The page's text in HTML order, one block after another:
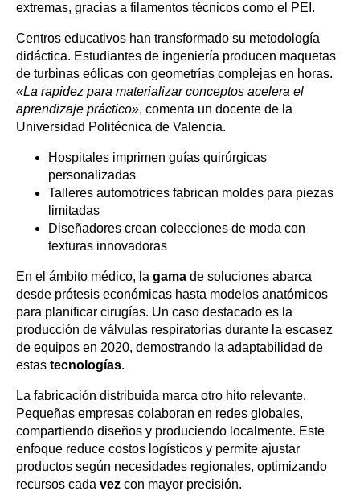
extremas, gracias a filamentos técnicos como el PEI.
Centros educativos han transformado su metodología
didáctica. Estudiantes de ingeniería producen maquetas
de turbinas eólicas con geometrías complejas en horas.
«La rapidez para materializar conceptos acelera el
aprendizaje práctico», comenta un docente de la
Universidad Politécnica de Valencia.
Hospitales imprimen guías quirúrgicas
personalizadas
Talleres automotrices fabrican moldes para piezas
limitadas
Diseñadores crean colecciones de moda con
texturas innovadoras
En el ámbito médico, la gama de soluciones abarca
desde prótesis económicas hasta modelos anatómicos
para planificar cirugías. Un caso destacado es la
producción de válvulas respiratorias durante la escasez
de equipos en 2020, demostrando la adaptabilidad de
estas tecnologías.
La fabricación distribuida marca otro hito relevante.
Pequeñas empresas colaboran en redes globales,
compartiendo diseños y produciendo localmente. Este
enfoque reduce costos logísticos y permite ajustar
productos según necesidades regionales, optimizando
recursos cada vez con mayor precisión.